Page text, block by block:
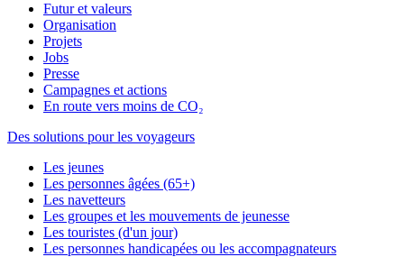
Futur et valeurs
Organisation
Projets
Jobs
Presse
Campagnes et actions
En route vers moins de CO₂
Des solutions pour les voyageurs
Les jeunes
Les personnes âgées (65+)
Les navetteurs
Les groupes et les mouvements de jeunesse
Les touristes (d'un jour)
Les personnes handicapées ou les accompagnateurs